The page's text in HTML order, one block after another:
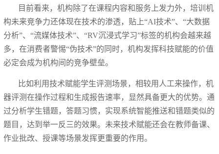
目前看来，机构除了在课程内容和服务上发力外，培训机
构未来竞争力还体现在技术的渗透，贴上“AI技术”、“大数据
分析”、“流媒体技术”、“RV沉浸式学习”标签的机构会越来越
多，在消费者警惕“伪技术”的同时，机构发挥科技赋能的价值
必定会成为机构间的竞争壁垒。
比如利用技术赋能学生评测场景，相较用人工来操作，机
器评测在操作过程和生成报告速率，显然具备更大的优势。通
过分析学生错题，答题习惯，实现系统智能推送和错题类似的
题目，达到举一反三的效果。未来技术赋能还会在教师备课、
作业批改、授课等场景发挥更重要的作用。